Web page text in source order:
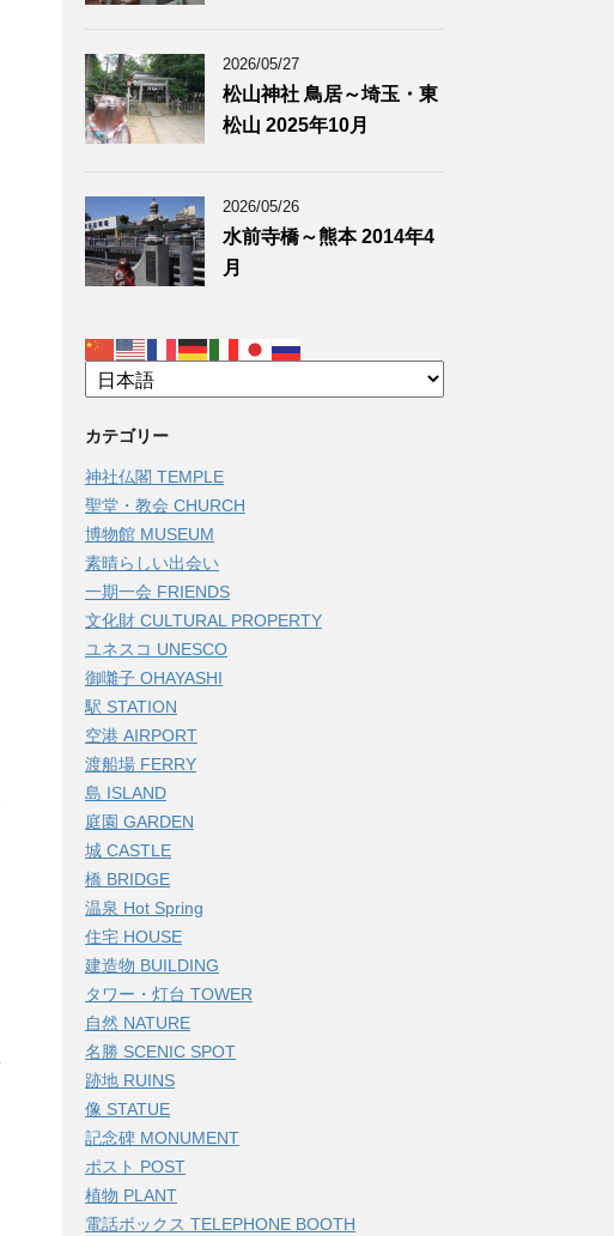
2026/05/27
松山神社 鳥居～埼玉・東
松山 2025年10月
2026/05/26
水前寺橋～熊本 2014年4
月
カテゴリー
神社仏閣 TEMPLE
聖堂・教会 CHURCH
博物館 MUSEUM
素晴らしい出会い
一期一会 FRIENDS
文化財 CULTURAL PROPERTY
ユネスコ UNESCO
御囃子 OHAYASHI
駅 STATION
空港 AIRPORT
渡船場 FERRY
島 ISLAND
庭園 GARDEN
城 CASTLE
橋 BRIDGE
温泉 Hot Spring
住宅 HOUSE
建造物 BUILDING
タワー・灯台 TOWER
自然 NATURE
名勝 SCENIC SPOT
跡地 RUINS
像 STATUE
記念碑 MONUMENT
ポスト POST
植物 PLANT
電話ボックス TELEPHONE BOOTH